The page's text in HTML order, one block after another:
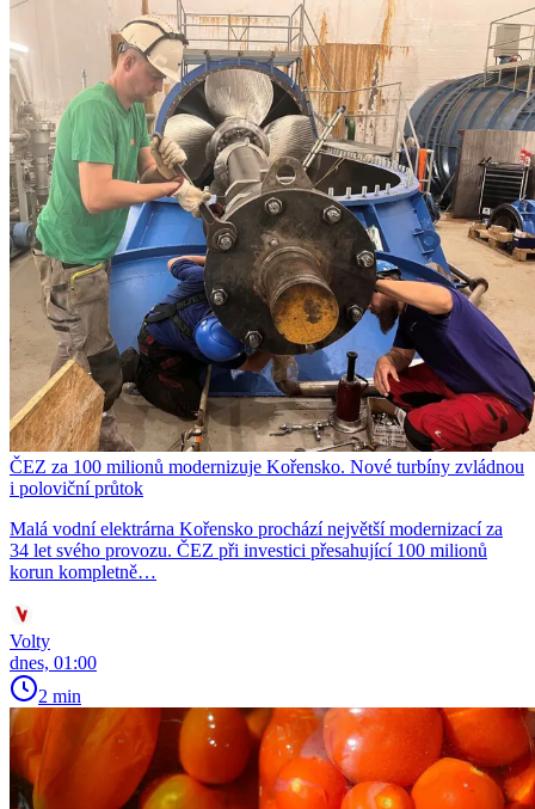
ČEZ za 100 milionů modernizuje Kořensko. Nové turbíny zvládnou
i poloviční průtok
Malá vodní elektrárna Kořensko prochází největší modernizací za
34 let svého provozu. ČEZ při investici přesahující 100 milionů
korun kompletně…
Volty
dnes, 01:00
2 min